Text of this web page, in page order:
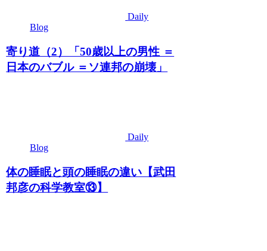
Daily
Blog
寄り道（2）「50歳以上の男性 ＝
日本のバブル ＝ソ連邦の崩壊」
Daily
Blog
体の睡眠と頭の睡眠の違い【武田
邦彦の科学教室⑬】